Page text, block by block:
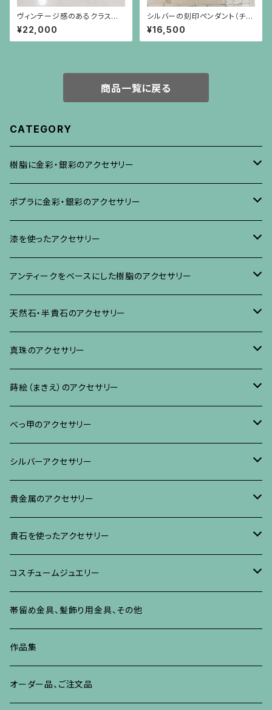
ヴィンテージ感のあるクラスプ
（銀色）のパール3連ブレスレット
¥22,000
シルバーの刻印ペンダント（チェ
ーン別）
¥16,500
商品一覧に戻る
CATEGORY
樹脂に金彩・銀彩のアクセサリー
ブローチ
イヤリング・ピアス
ネックレス、その他
ポプラに金彩・銀彩のアクセサリー
ブローチ
イヤリング、ピアス
ネックレス、ペンダント
ブレスレット、バングル、その他
漆を使ったアクセサリー
ブローチ
イヤリング・ピアス
ネックレス・ペンダント
リング
ブレスレット・バングル、その他
アンティークをベースにした樹脂のアクセサリー
ブローチ
イヤリング・ピアス
ネックレス、ペンダント
ブレスレット、その他
天然石・半貴石のアクセサリー
ブローチ
イヤリング・ピアス
ネックレス、ペンダント
リング
ブレスレット、その他
真珠のアクセサリー
ブローチ
イヤリング・ピアス
ネックレス、ペンダント
リング
ブレスレット、その他
蒔絵（まきえ）のアクセサリー
べっ甲に蒔絵のアクセサリー
ブローチ
イヤリング・ピアス
真珠に蒔絵のアクセサリー
ブローチ
イヤリング、ピアス
水晶に蒔絵のアクセサリー
ブローチ
イヤリング、ピアス
朴の木やポプラに蒔絵のアクセサリー
ブローチ
イヤリング・ピアス
その他の蒔絵のアクセサリー
べっ甲のアクセサリー
ブローチ
イヤリング、ピアス
ネックレス、ペンダント
リング
ブレスレット、バングル、その他
シルバーアクセサリー
ブローチ
イヤリング、ピアス
ネックレス、ペンダント
リング
ブレスレット、バングル、その他
貴金属のアクセサリー
ブローチ
イヤリング、ピアス
ネックレス、ペンダント
ブレスレット、その他
リング
貴石を使ったアクセサリー
ブローチ
イヤリング、ピアス
ネックレス、ペンダント
リング
コスチュームジュエリー
ブローチ
イヤリング、ピアス
ネックレス、ペンダント
帯留め金具、髪飾り用金具、その他
作品集
オーダー品、ご注文品